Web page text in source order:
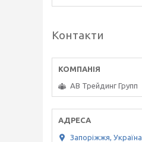
Контакти
АВ Трейдинг Групп
Запоріжжя, Україна